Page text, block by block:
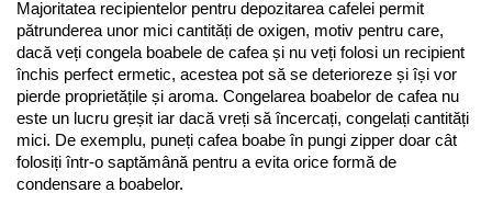
Majoritatea recipientelor pentru depozitarea cafelei permit
pătrunderea unor mici cantități de oxigen, motiv pentru care,
dacă veți congela boabele de cafea și nu veți folosi un recipient
închis perfect ermetic, acestea pot să se deterioreze și își vor
pierde proprietățile și aroma. Congelarea boabelor de cafea nu
este un lucru greșit iar dacă vreți să încercați, congelați cantități
mici. De exemplu, puneți cafea boabe în pungi zipper doar cât
folosiți într-o saptămână pentru a evita orice formă de
condensare a boabelor.